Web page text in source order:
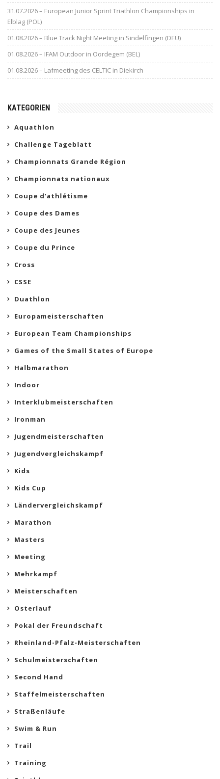
31.07.2026 – European Junior Sprint Triathlon Championships in
Elblag (POL)
01.08.2026 – Blue Track Night Meeting in Sindelfingen (DEU)
01.08.2026 – IFAM Outdoor in Oordegem (BEL)
01.08.2026 – Lafmeeting des CELTIC in Diekirch
KATEGORIEN
Aquathlon
Challenge Tageblatt
Championnats Grande Région
Championnats nationaux
Coupe d'athlétisme
Coupe des Dames
Coupe des Jeunes
Coupe du Prince
Cross
CSSE
Duathlon
Europameisterschaften
European Team Championships
Games of the Small States of Europe
Halbmarathon
Indoor
Interklubmeisterschaften
Ironman
Jugendmeisterschaften
Jugendvergleichskampf
Kids
Kids Cup
Ländervergleichskampf
Marathon
Masters
Meeting
Mehrkampf
Meisterschaften
Osterlauf
Pokal der Freundschaft
Rheinland-Pfalz-Meisterschaften
Schulmeisterschaften
Second Hand
Staffelmeisterschaften
Straßenläufe
Swim & Run
Trail
Training